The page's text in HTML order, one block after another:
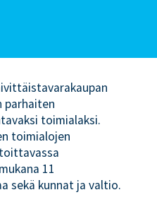
parhaiten
toimialaksi.
toimialojen
11
sekä kunnat ja valtio.